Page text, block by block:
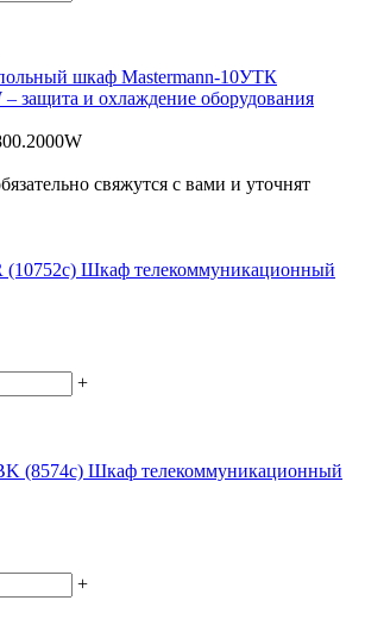
шкаф Mastermann-10УТК
защита и охлаждение оборудования
свяжутся с вами и уточнят
(10752c) Шкаф телекоммуникационный
+
(8574c) Шкаф телекоммуникационный
+